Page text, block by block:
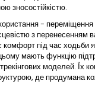
зносостійкістю.
- переміщення
з перенесенням
під час ходьби як
мають функцію
моделей. Їх
де продумана